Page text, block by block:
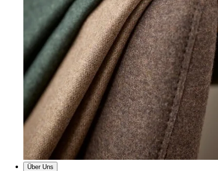
Über Uns